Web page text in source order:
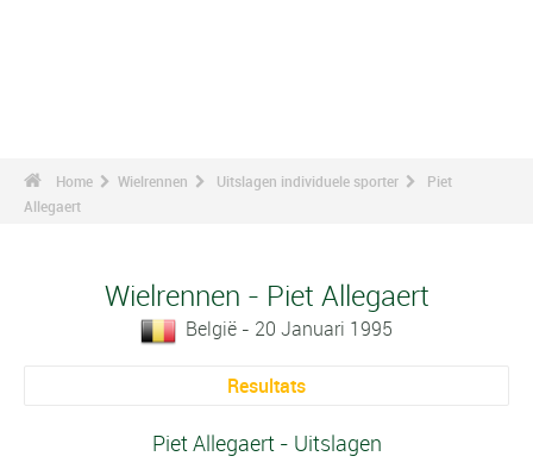
Home Wielrennen Uitslagen individuele sporter
Piet
Allegaert
Wielrennen - Piet Allegaert
België - 20 Januari 1995
Resultats
Piet Allegaert - Uitslagen